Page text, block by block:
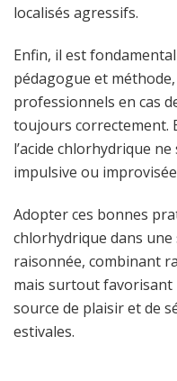
localisés agressifs.
Enfin, il est
pédagogue et
professionnels en cas
toujours correctement.
l’acide chlorhydrique
impulsive ou
Adopter ces bonnes
chlorhydrique dans
raisonnée, combinant
mais surtout favorisant
source de plaisir et de
estivales.